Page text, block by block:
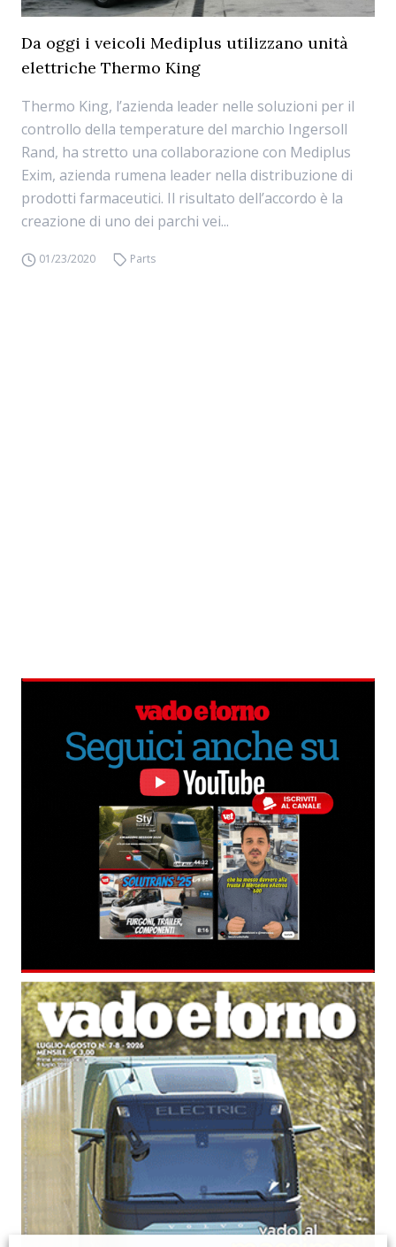
Da oggi i veicoli Mediplus utilizzano unità
elettriche Thermo King
Thermo King, l’azienda leader nelle soluzioni per il
controllo della temperature del marchio Ingersoll
Rand, ha stretto una collaborazione con Mediplus
Exim, azienda rumena leader nella distribuzione di
prodotti farmaceutici. Il risultato dell’accordo è la
creazione di uno dei parchi vei...
01/23/2020 Parts